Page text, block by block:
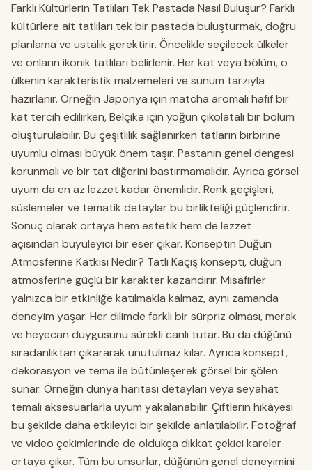
Farklı Kültürlerin Tatlıları Tek Pastada Nasıl Buluşur? Farklı
kültürlere ait tatlıları tek bir pastada buluşturmak, doğru
planlama ve ustalık gerektirir. Öncelikle seçilecek ülkeler
ve onların ikonik tatlıları belirlenir. Her kat veya bölüm, o
ülkenin karakteristik malzemeleri ve sunum tarzıyla
hazırlanır. Örneğin Japonya için matcha aromalı hafif bir
kat tercih edilirken, Belçika için yoğun çikolatalı bir bölüm
oluşturulabilir. Bu çeşitlilik sağlanırken tatların birbirine
uyumlu olması büyük önem taşır. Pastanın genel dengesi
korunmalı ve bir tat diğerini bastırmamalıdır. Ayrıca görsel
uyum da en az lezzet kadar önemlidir. Renk geçişleri,
süslemeler ve tematik detaylar bu birlikteliği güçlendirir.
Sonuç olarak ortaya hem estetik hem de lezzet
açısından büyüleyici bir eser çıkar. Konseptin Düğün
Atmosferine Katkısı Nedir? Tatlı Kaçış konsepti, düğün
atmosferine güçlü bir karakter kazandırır. Misafirler
yalnızca bir etkinliğe katılmakla kalmaz, aynı zamanda
deneyim yaşar. Her dilimde farklı bir sürpriz olması, merak
ve heyecan duygusunu sürekli canlı tutar. Bu da düğünü
sıradanlıktan çıkararak unutulmaz kılar. Ayrıca konsept,
dekorasyon ve tema ile bütünleşerek görsel bir şölen
sunar. Örneğin dünya haritası detayları veya seyahat
temalı aksesuarlarla uyum yakalanabilir. Çiftlerin hikâyesi
bu şekilde daha etkileyici bir şekilde anlatılabilir. Fotoğraf
ve video çekimlerinde de oldukça dikkat çekici kareler
ortaya çıkar. Tüm bu unsurlar, düğünün genel deneyimini